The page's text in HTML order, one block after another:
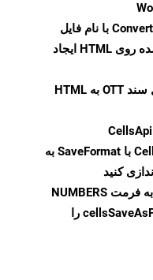
با نام فایل
محلی و فرمت تنظیم شده روی HTML ایجاد
از WordsApi برای تبدیل سند OTT به HTML
را از CellsAPI با SaveFormat به
NUMBERS
را